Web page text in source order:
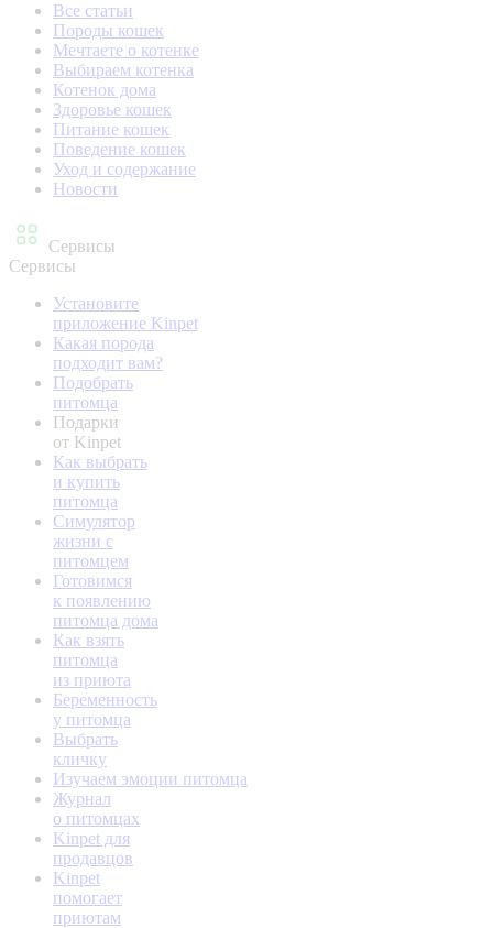
Все статьи
Породы кошек
Мечтаете о котенке
Выбираем котенка
Котенок дома
Здоровье кошек
Питание кошек
Поведение кошек
Уход и содержание
Новости
Сервисы
Сервисы
Установите
приложение Kinpet
Какая порода
подходит вам?
Подобрать
питомца
Подарки
от Kinpet
Как выбрать
и купить
питомца
Симулятор
жизни с
питомцем
Готовимся
к появлению
питомца дома
Как взять
питомца
из приюта
Беременность
у питомца
Выбрать
кличку
Изучаем эмоции питомца
Журнал
о питомцах
Kinpet для
продавцов
Kinpet
помогает
приютам